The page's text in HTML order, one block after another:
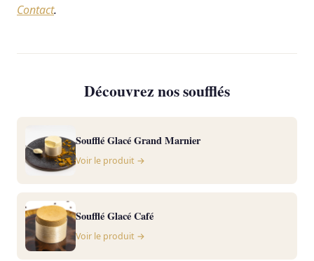
Contact.
Découvrez nos soufflés
Soufflé Glacé Grand Marnier
Voir le produit →
Soufflé Glacé Café
Voir le produit →